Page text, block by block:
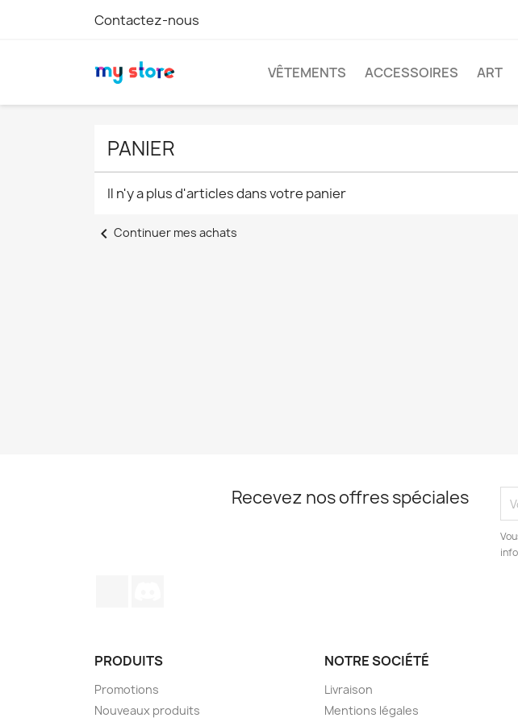
Contactez-nous
VÊTEMENTS ACCESSOIRES ART
PANIER
Il n'y a plus d'articles dans votre panier
chevron_left Continuer mes achats
Recevez nos offres spéciales
PRODUITS
Promotions
Nouveaux produits
NOTRE SOCIÉTÉ
Livraison
Mentions légales